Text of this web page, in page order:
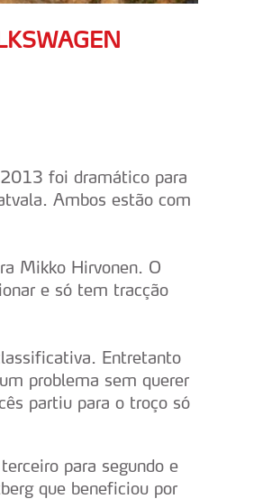
foi dramático para
Ambos estão com
Mikko Hirvonen. O
e só tem tracção
Entretanto
problema sem querer
partiu para o troço só
para segundo e
que beneficiou por